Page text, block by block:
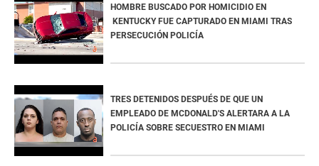
HOMBRE BUSCADO POR HOMICIDIO EN
KENTUCKY FUE CAPTURADO EN MIAMI TRAS
PERSECUCIÓN POLICÍA
TRES DETENIDOS DESPUÉS DE QUE UN
EMPLEADO DE MCDONALD'S ALERTARA A LA
POLICÍA SOBRE SECUESTRO EN MIAMI